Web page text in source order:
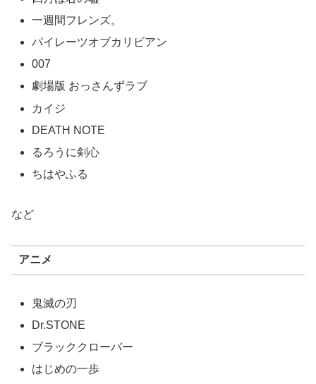
一週間フレンズ。
パイレーツオブカリビアン
007
劇場版 おっさんずラブ
カイジ
DEATH NOTE
るろうに剣心
ちはやふる
など
アニメ
鬼滅の刃
Dr.STONE
ブラッククローバー
はじめの一歩